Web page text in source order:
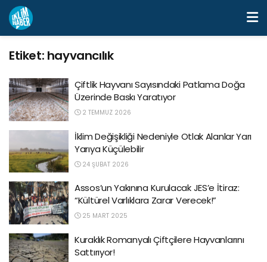
Etiket: hayvancılık
Çiftlik Hayvanı Sayısındaki Patlama Doğa
Üzerinde Baskı Yaratıyor
2 TEMMUZ 2026
İklim Değişikliği Nedeniyle Otlak Alanlar Yarı
Yarıya Küçülebilir
24 ŞUBAT 2026
Assos’un Yakınına Kurulacak JES’e İtiraz:
“Kültürel Varlıklara Zarar Verecek!”
25 MART 2025
Kuraklık Romanyalı Çiftçilere Hayvanlarını
Sattırıyor!